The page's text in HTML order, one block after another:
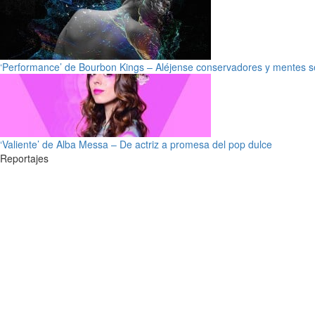
‘Performance’ de Bourbon Kings – Aléjense conservadores y mentes
‘Valiente’ de Alba Messa – De actriz a promesa del pop dulce
Reportajes